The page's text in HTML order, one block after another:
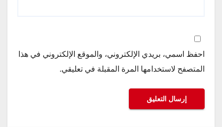
احفظ اسمي، بريدي الإلكتروني، والموقع الإلكتروني في هذا
المتصفح لاستخدامها المرة المقبلة في تعليقي.